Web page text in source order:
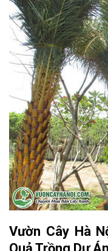
Vườn Cây Hà